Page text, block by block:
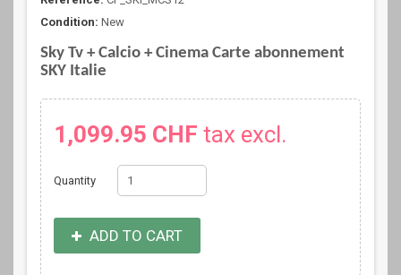
Condition: New
Sky Tv + Calcio + Cinema Carte abonnement
SKY Italie
1,099.95 CHF tax excl.
Quantity
ADD TO CART